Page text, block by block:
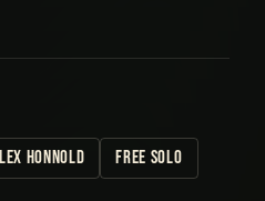
HONNOLD
FREE SOLO